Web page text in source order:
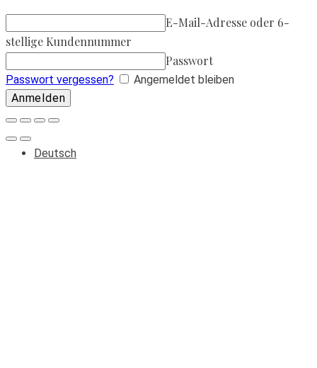
E-Mail-Adresse oder 6-
stellige Kundennummer
Passwort
Passwort vergessen? Angemeldet bleiben
Deutsch